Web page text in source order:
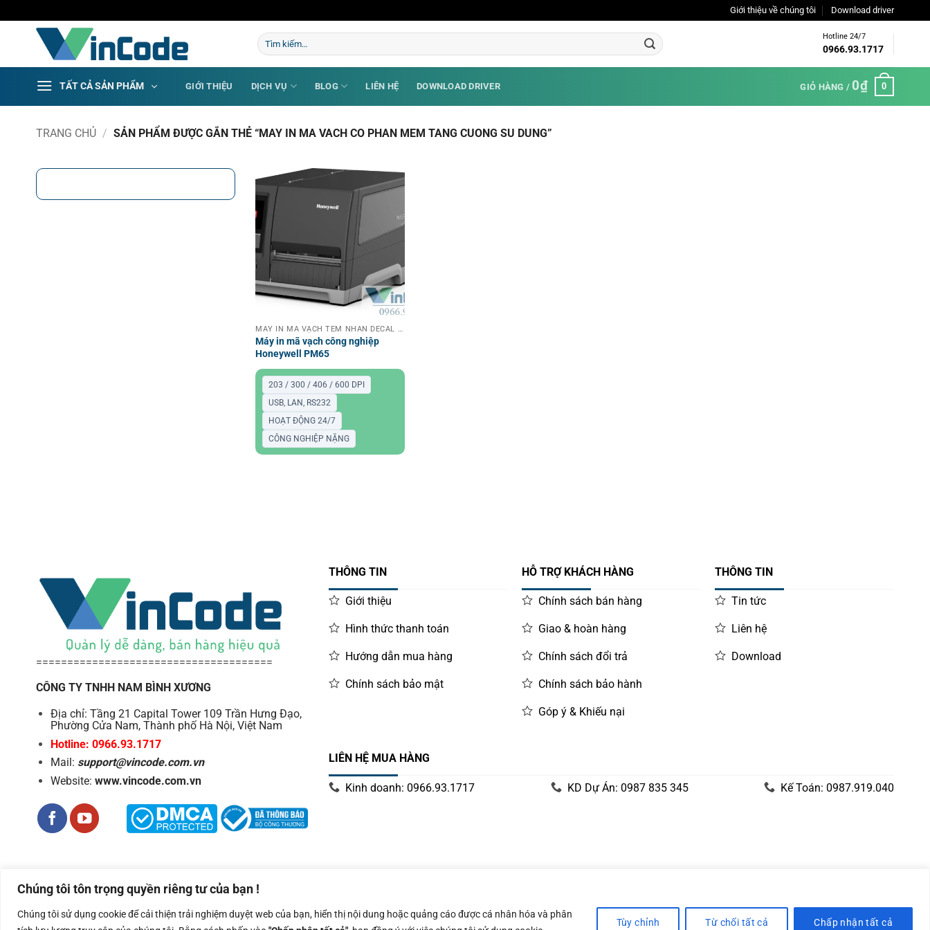
Chúng tôi tôn trọng quyền riêng tư của bạn !
Chúng tôi sử dụng cookie để cải thiện trải nghiệm duyệt web của bạn, hiển thị nội dung hoặc quảng cáo được cá nhân hóa và phân
Tùy chỉnh Từ chối tất cả Chấp nhận tất cả
qua
Giới thiệu về chúng tôi Download driver
Tìm
kiếm:
Hotline 24/7
0966.93.1717
TẤT CẢ SẢN PHẨM GIỚI THIỆU DỊCH VỤ BLOG LIÊN HỆ DOWNLOAD DRIVER GIỎ HÀNG / 0₫ 0
TRANG CHỦ / SẢN PHẨM ĐƯỢC GẮN THẺ “MAY IN MA VACH CO PHAN MEM TANG CUONG SU DUNG”
MÁY IN MÃ VẠCH TEM NHÃN DECAL CÔNG NGHIỆP
Máy in mã vạch công nghiệp
Honeywell PM65
203 / 300 / 406 / 600 DPI
USB, LAN, RS232
HOẠT ĐỘNG 24/7
CÔNG NGHIỆP NẶNG
======================================
CÔNG TY TNHH NAM BÌNH XƯƠNG
Địa chỉ: Tầng 21 Capital Tower 109 Trần Hưng Đạo,
Phường Cửa Nam, Thành phố Hà Nội, Việt Nam
Hotline: 0966.93.1717
Mail: support@vincode.com.vn
Website: www.vincode.com.vn
THÔNG TIN
Giới thiệu
Hình thức thanh toán
Hướng dẫn mua hàng
Chính sách bảo mật
HỖ TRỢ KHÁCH HÀNG
Chính sách bán hàng
Giao & hoàn hàng
Chính sách đổi trả
Chính sách bảo hành
Góp ý & Khiếu nại
THÔNG TIN
Tin tức
Liên hệ
Download
LIÊN HỆ MUA HÀNG
Kinh doanh: 0966.93.1717 KD Dự Án: 0987 835 345 Kế Toán: 0987.919.040
Công ty TNHH Nam Bình Xương - Số ĐKKD: 0108783483 cấp ngày 14/06/2019 bởi Sở Kế Hoạch và Đầu Tư Tp. Hà Nội
Visa Stripe MasterCardCash
Copyright 2026 ©Nam Binh Xuong